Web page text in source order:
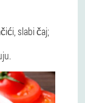
slabi čaj;